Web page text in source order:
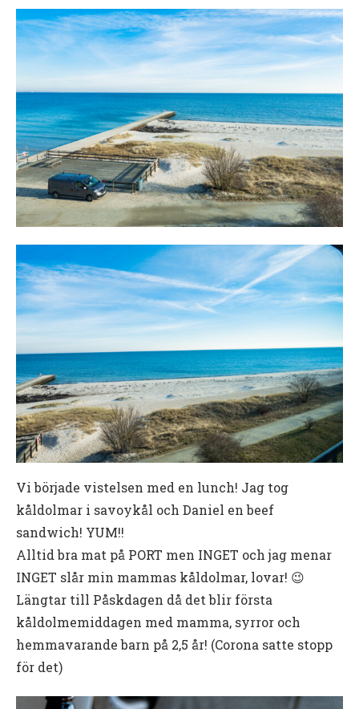
Vi började vistelsen med en lunch! Jag tog
kåldolmar i savoykål och Daniel en beef
sandwich! YUM!!
Alltid bra mat på PORT men INGET och jag menar
INGET slår min mammas kåldolmar, lovar! 😉
Längtar till Påskdagen då det blir första
kåldolmemiddagen med mamma, syrror och
hemmavarande barn på 2,5 år! (Corona satte stopp
för det)